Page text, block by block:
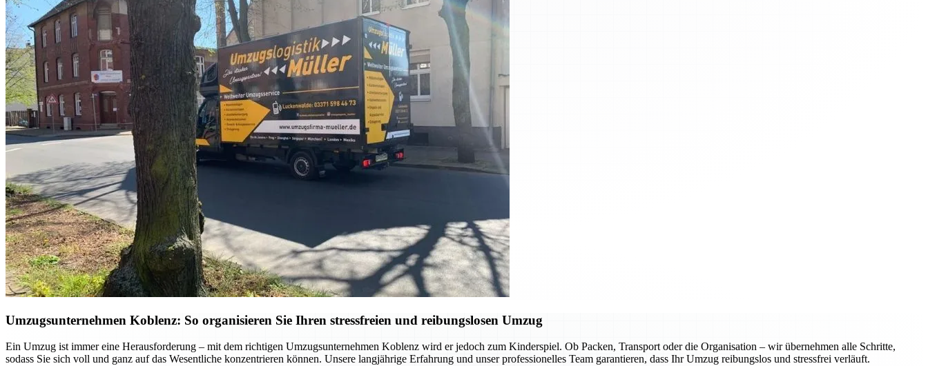
Umzugsunternehmen Koblenz: So organisieren Sie Ihren stressfreien und reibungslosen Umzug
Ein Umzug ist immer eine Herausforderung – mit dem richtigen Umzugsunternehmen Koblenz wird er jedoch zum Kinderspiel. Ob Packen, Transport oder die Organisation – wir übernehmen alle Schritte,
sodass Sie sich voll und ganz auf das Wesentliche konzentrieren können. Unsere langjährige Erfahrung und unser professionelles Team garantieren, dass Ihr Umzug reibungslos und stressfrei verläuft.